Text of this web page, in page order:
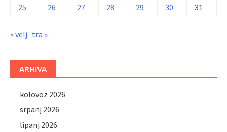
25 26 27 28 29 30 31
« velj tra »
ARHIVA
kolovoz 2026
srpanj 2026
lipanj 2026